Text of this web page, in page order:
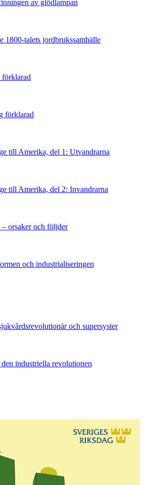
av glödlampan
1800-talets jordbrukssamhälle
förklarad
till Amerika, del 1: Utvandrarna
till Amerika, del 2: Invandrarna
orsaker och följder
och industrialiseringen
och supersyster
industriella revolutionen